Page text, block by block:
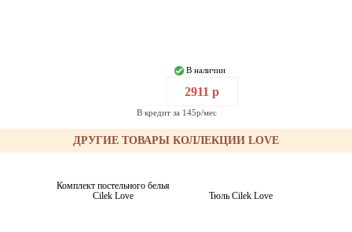
В наличии
2911 р
В кредит за 145р/мес
ДРУГИЕ ТОВАРЫ КОЛЛЕКЦИИ LOVE
Комплект постельного белья
Cilek Love
Тюль Cilek Love